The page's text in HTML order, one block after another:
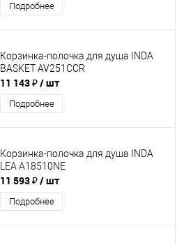
Подробнее
Корзинка-полочка для душа INDA
BASKET AV251CCR
11 143 ₽/ шт
Подробнее
Корзинка-полочка для душа INDA
LEA A18510NE
11 593 ₽/ шт
Подробнее